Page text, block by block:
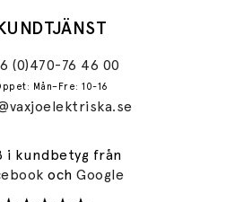
(0)470-76 46 00
Mån–Fre: 10-16
i kundbetyg från
ochGoogle